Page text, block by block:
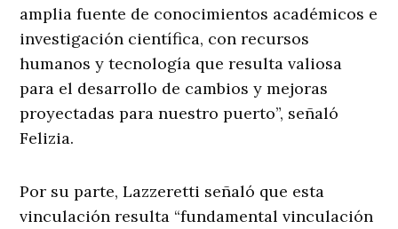
amplia fuente de conocimientos académicos e
investigación científica, con recursos
humanos y tecnología que resulta valiosa
para el desarrollo de cambios y mejoras
proyectadas para nuestro puerto”, señaló
Felizia.
Por su parte, Lazzeretti señaló que esta
vinculación resulta “fundamental vinculación